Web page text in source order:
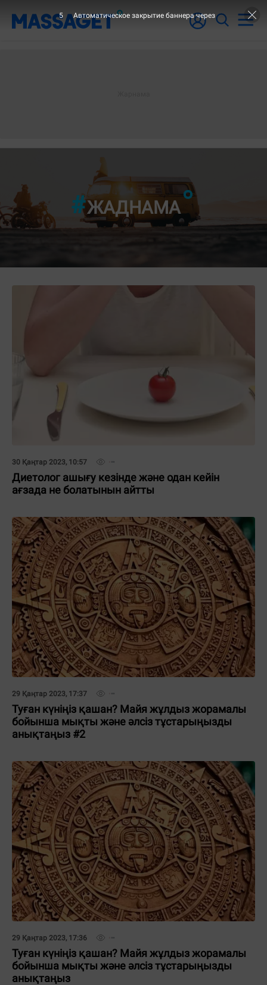
ЖАДНАМА"9-ШЫ
30 Қаңтар 2023, 10:57
Диетолог ашығу кезінде және одан кейін
ағзада не болатынын айтты
29 Қаңтар 2023, 17:37
Туған күніңіз қашан? Майя жұлдыз жорамалы
бойынша мықты және әлсіз тұстарыңызды
анықтаңыз #2
29 Қаңтар 2023, 17:36
Туған күніңіз қашан? Майя жұлдыз жорамалы
бойынша мықты және әлсіз тұстарыңызды
анықтаңыз
3 Автоматическое закрытие баннера через